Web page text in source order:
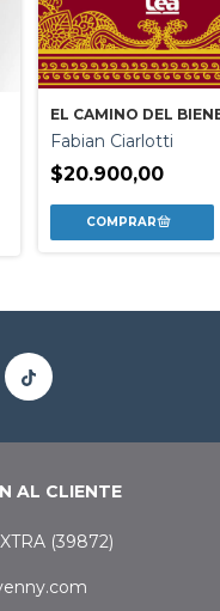
EL CAMINO DEL
Fabian Ciarlotti
$20.900,00
AL CLIENTE
(39872)